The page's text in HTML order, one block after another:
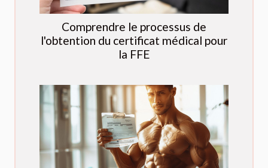
Comprendre le processus de
l'obtention du certificat médical pour
la FFE